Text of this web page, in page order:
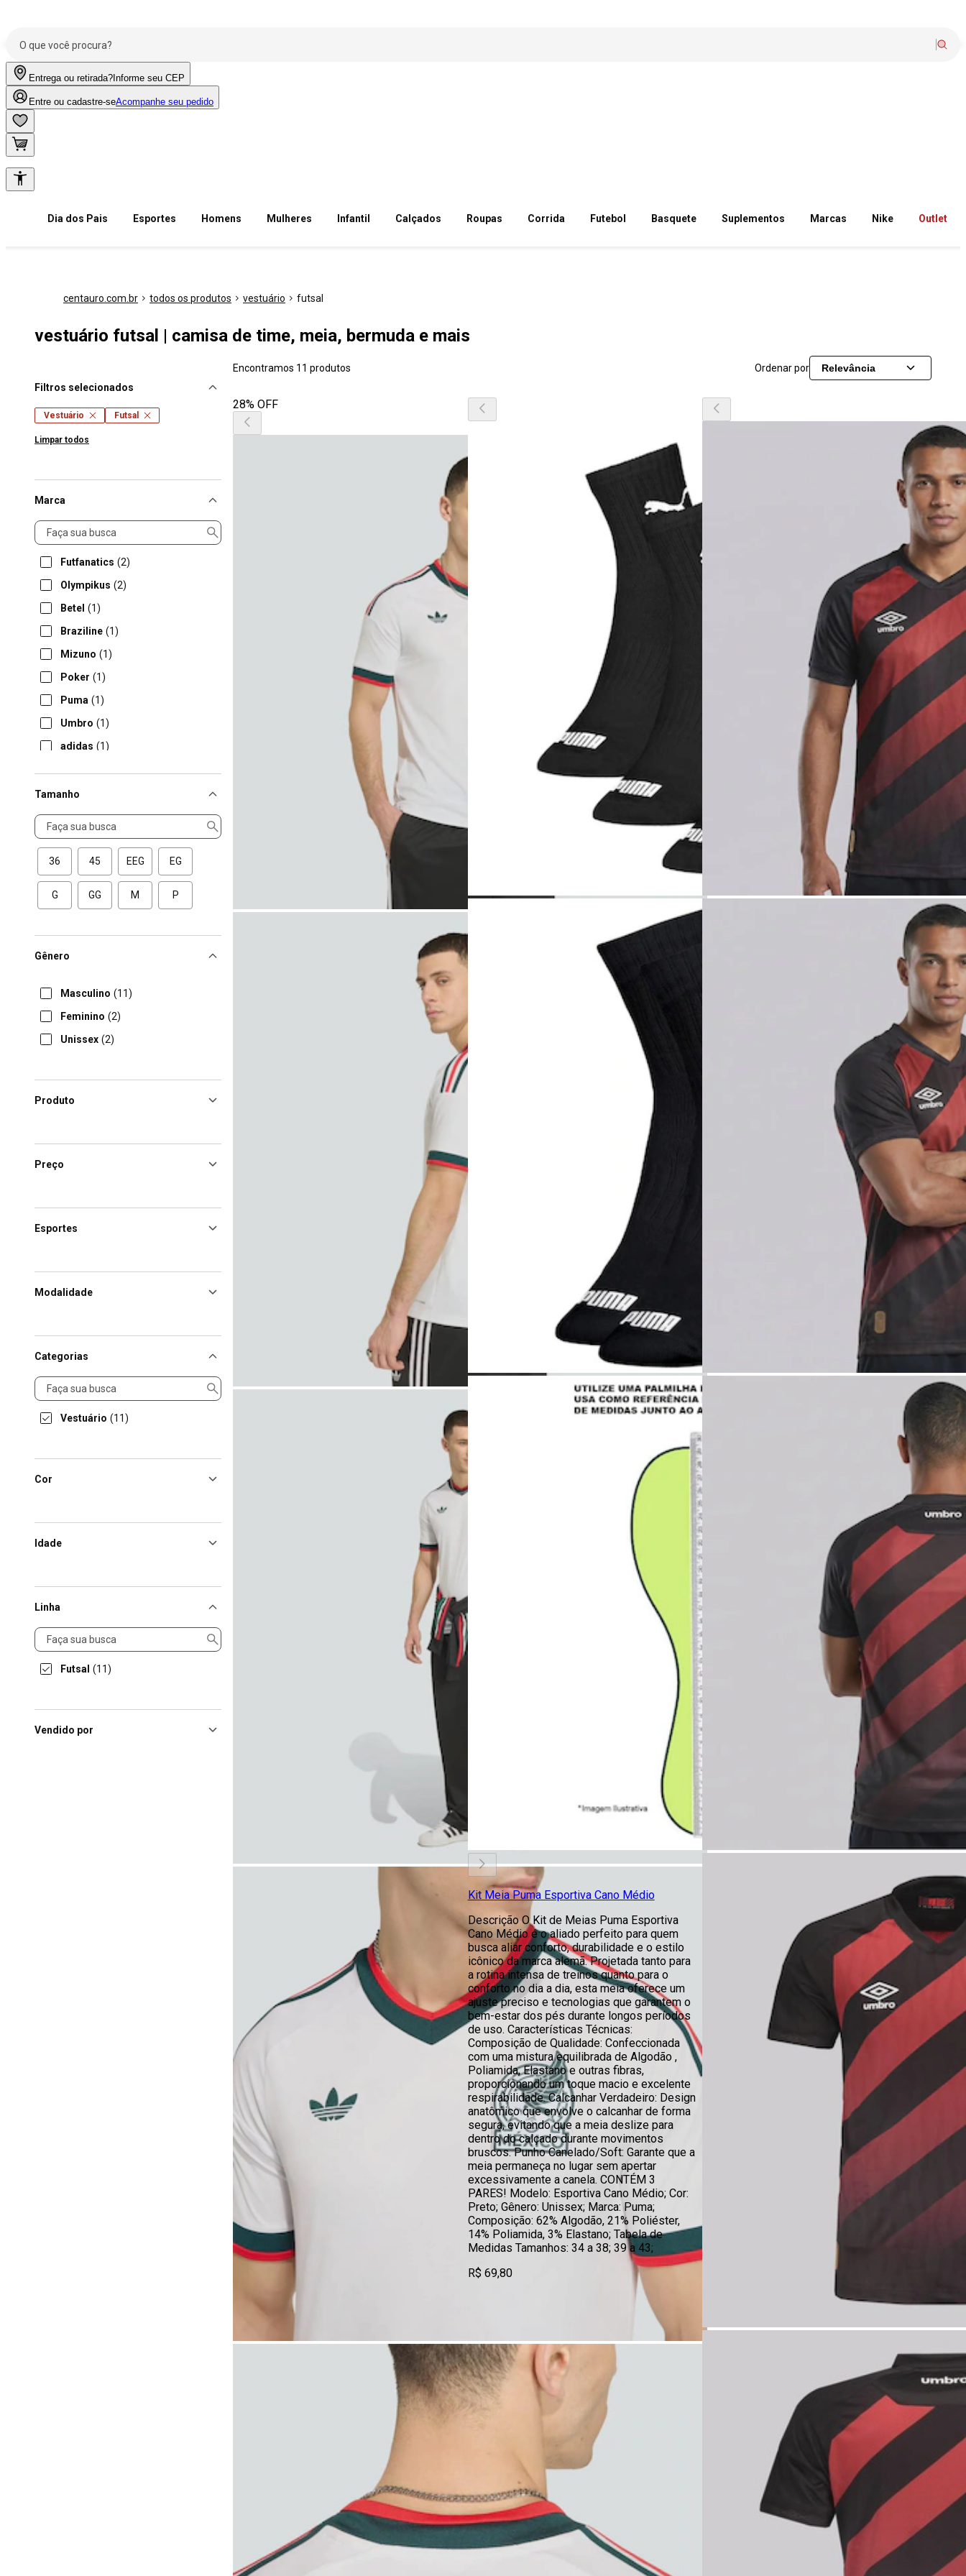
Entrega ou retirada? Informe seu CEP
Entre ou cadastre-seAcompanhe seu pedido
Dia dos Pais Esportes Homens Mulheres Infantil Calçados Roupas Corrida Futebol Basquete Suplementos Marcas Nike Outlet
centauro.com.br todos os produtos vestuário futsal
vestuário futsal | camisa de time, meia, bermuda e mais
Filtros selecionados
Vestuário Futsal
Limpar todos
Marca
Marca
Futfanatics (2)
Olympikus (2)
Betel (1)
Braziline (1)
Mizuno (1)
Poker (1)
Puma (1)
Umbro (1)
adidas (1)
Tamanho
Tamanho
36 45 EEG EG
G GG M P
Gênero
Masculino (11)
Feminino (2)
Unissex (2)
Produto
Preço
Esportes
Modalidade
Categorias
Categorias
Vestuário (11)
Cor
Idade
Linha
Linha
Futsal (11)
Vendido por
Encontramos 11 produtos Ordenar por Relevância
28% OFF
Kit Meia Puma Esportiva Cano Médio
Descrição O Kit de Meias Puma Esportiva
Cano Médio é o aliado perfeito para quem
busca aliar conforto, durabilidade e o estilo
icônico da marca alemã. Projetada tanto para
a rotina intensa de treinos quanto para o
conforto no dia a dia, esta meia oferece um
ajuste preciso e tecnologias que garantem o
bem-estar dos pés durante longos períodos
de uso. Características Técnicas:
Composição de Qualidade: Confeccionada
com uma mistura equilibrada de Algodão ,
Poliamida, Elastano e outras fibras,
proporcionando um toque macio e excelente
respirabilidade. Calcanhar Verdadeiro: Design
anatômico que envolve o calcanhar de forma
segura, evitando que a meia deslize para
dentro do calçado durante movimentos
bruscos. Punho Canelado/Soft: Garante que a
meia permaneça no lugar sem apertar
excessivamente a canela. CONTÉM 3
PARES! Modelo: Esportiva Cano Médio; Cor:
Preto; Gênero: Unissex; Marca: Puma;
Composição: 62% Algodão, 21% Poliéster,
14% Poliamida, 3% Elastano; Tabela de
Medidas Tamanhos: 34 a 38; 39 a 43;
R$ 69,80